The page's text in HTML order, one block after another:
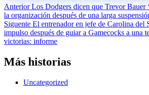
Navegación
de
entradas
AnteriorLos Dodgers dicen que Trevor Bauer
la organización después de una larga
Siguente El entrenador en jefe de Carolina del
impulso después de guiar a Gamecocks a una
victorias: informe
Más historias
Uncategorized